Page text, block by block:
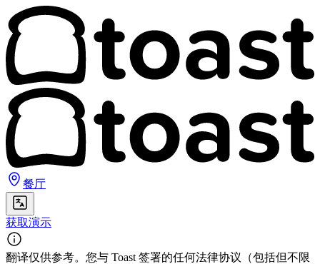
餐厅
获取演示
翻译仅供参考。您与 Toast 签署的任何法律协议（包括但不限